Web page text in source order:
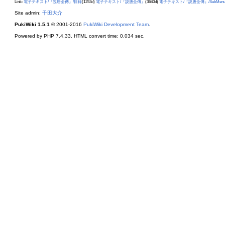
Link: 電子テキスト/『說唐全傳』/目錄(1253d) 電子テキスト/『說唐全傳』 (3640d) 電子テキスト/『說唐全傳』/SubMenu
Site admin: 千田大介
PukiWiki 1.5.1 © 2001-2016 PukiWiki Development Team
Powered by PHP 7.4.33. HTML convert time: 0.034 sec.